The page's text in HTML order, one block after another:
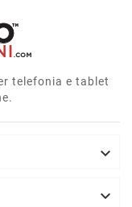
telefonia e tablet

